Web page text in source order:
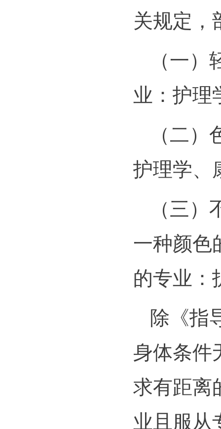
关规定，
（一）
业：护理
（二）
护理学、
（三
一种颜色
的专业：
除《指
身体条件
求有距离
业且服从